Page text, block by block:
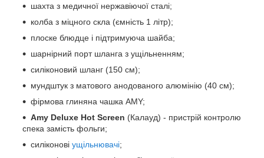
шахта з медичної нержавіючої сталі;
колба з міцного скла (ємність 1 літр);
плоске блюдце і підтримуюча шайба;
шарнірний порт шланга з ущільненням;
силіконовий шланг (150 см);
мундштук з матового анодованого алюмінію (40 см);
фірмова глиняна чашка AMY;
Amy Deluxe Hot Screen (Калауд) - пристрій контролю
спека замість фольги;
силіконові ущільнювачі;